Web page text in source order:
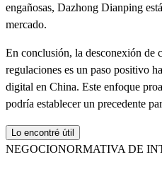
engañosas, Dazhong Dianping
mercado.
En conclusión, la desconexión de
regulaciones es un paso positivo
digital en China. Este enfoque
podría establecer un precedente
Lo encontré útil
NEGOCIONORMATIVA DE